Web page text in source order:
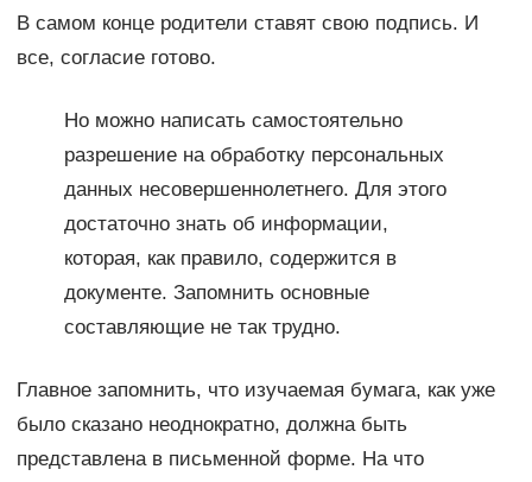
В самом конце родители ставят свою подпись. И
все, согласие готово.
Но можно написать самостоятельно
разрешение на обработку персональных
данных несовершеннолетнего. Для этого
достаточно знать об информации,
которая, как правило, содержится в
документе. Запомнить основные
составляющие не так трудно.
Главное запомнить, что изучаемая бумага, как уже
было сказано неоднократно, должна быть
представлена в письменной форме. На что